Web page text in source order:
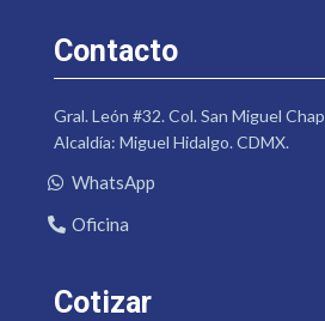
Contacto
Gral. León #32. Col. San Miguel
Alcaldía: Miguel Hidalgo. CDMX.
WhatsApp
Oficina
Cotizar